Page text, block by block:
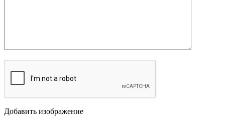
Добавить изображение